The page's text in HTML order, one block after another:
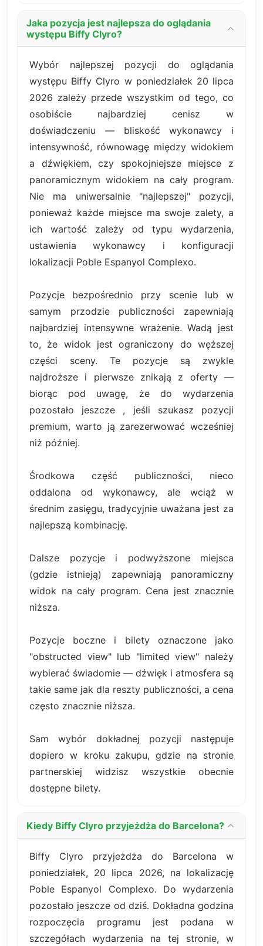
Jaka pozycja jest najlepsza do oglądania
występu Biffy Clyro?
Wybór najlepszej pozycji do oglądania
występu Biffy Clyro w poniedziałek 20 lipca
2026 zależy przede wszystkim od tego, co
osobiście najbardziej cenisz w
doświadczeniu — bliskość wykonawcy i
intensywność, równowagę między widokiem
a dźwiękiem, czy spokojniejsze miejsce z
panoramicznym widokiem na cały program.
Nie ma uniwersalnie "najlepszej" pozycji,
ponieważ każde miejsce ma swoje zalety, a
ich wartość zależy od typu wydarzenia,
ustawienia wykonawcy i konfiguracji
lokalizacji Poble Espanyol Complexo.
Pozycje bezpośrednio przy scenie lub w
samym przodzie publiczności zapewniają
najbardziej intensywne wrażenie. Wadą jest
to, że widok jest ograniczony do węższej
części sceny. Te pozycje są zwykle
najdroższe i pierwsze znikają z oferty —
biorąc pod uwagę, że do wydarzenia
pozostało jeszcze , jeśli szukasz pozycji
premium, warto ją zarezerwować wcześniej
niż później.
Środkowa część publiczności, nieco
oddalona od wykonawcy, ale wciąż w
średnim zasięgu, tradycyjnie uważana jest za
najlepszą kombinację.
Dalsze pozycje i podwyższone miejsca
(gdzie istnieją) zapewniają panoramiczny
widok na cały program. Cena jest znacznie
niższa.
Pozycje boczne i bilety oznaczone jako
"obstructed view" lub "limited view" należy
wybierać świadomie — dźwięk i atmosfera są
takie same jak dla reszty publiczności, a cena
często znacznie niższa.
Sam wybór dokładnej pozycji następuje
dopiero w kroku zakupu, gdzie na stronie
partnerskiej widzisz wszystkie obecnie
dostępne bilety.
Kiedy Biffy Clyro przyjeżdża do Barcelona?
Biffy Clyro przyjeżdża do Barcelona w
poniedziałek, 20 lipca 2026, na lokalizację
Poble Espanyol Complexo. Do wydarzenia
pozostało jeszcze od dziś. Dokładna godzina
rozpoczęcia programu jest podana w
szczegółach wydarzenia na tej stronie, w